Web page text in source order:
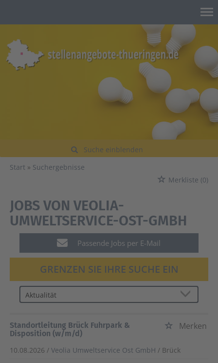
Suche einblenden
Start
Suchergebnisse
Merkliste (0)
JOBS VON VEOLIA-
UMWELTSERVICE-OST-GMBH
Passende Jobs per E-Mail
GRENZEN SIE IHRE SUCHE EIN
Standortleitung Brück Fuhrpark &
Disposition (w/m/d)
Merken
10.08.2026 / Veolia Umweltservice Ost GmbH / Brück